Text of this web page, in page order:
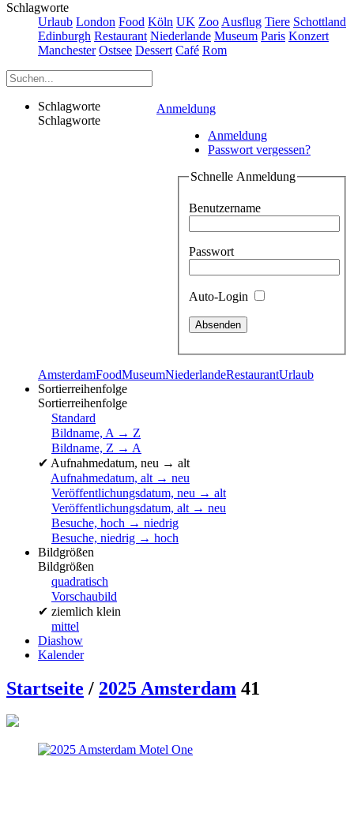
Schlagworte
Urlaub London Food Köln UK Zoo Ausflug Tiere Schottland
Edinburgh Restaurant Niederlande Museum Paris Konzert
Manchester Ostsee Dessert Café Rom
Anmeldung
Anmeldung
Passwort vergessen?
Schnelle Anmeldung
Benutzername
Passwort
Auto-Login
Schlagworte
Schlagworte
AmsterdamFoodMuseumNiederlandeRestaurantUrlaub
Sortierreihenfolge
Sortierreihenfolge
Standard
Bildname, A → Z
Bildname, Z → A
✔ Aufnahmedatum, neu → alt
Aufnahmedatum, alt → neu
Veröffentlichungsdatum, neu → alt
Veröffentlichungsdatum, alt → neu
Besuche, hoch → niedrig
Besuche, niedrig → hoch
Bildgrößen
Bildgrößen
quadratisch
Vorschaubild
✔ ziemlich klein
mittel
Diashow
Kalender
Startseite / 2025 Amsterdam 41